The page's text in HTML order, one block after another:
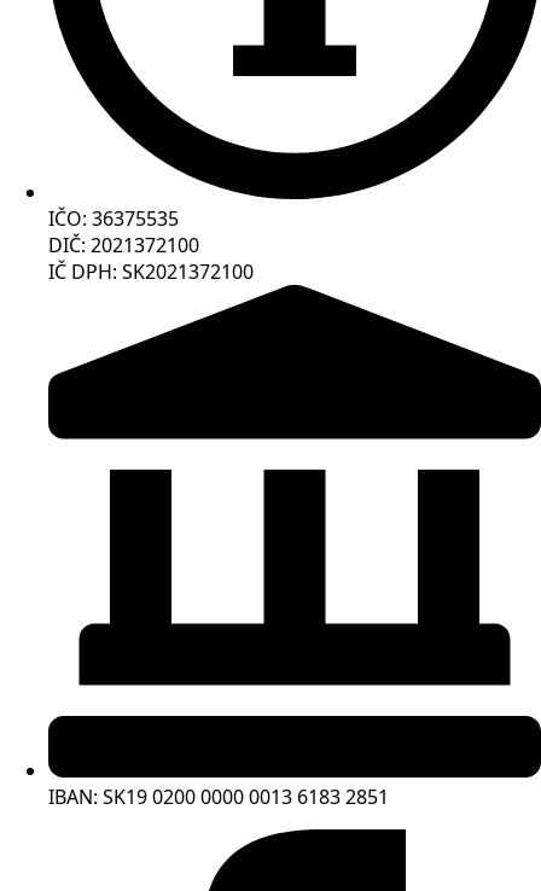
IČO: 36375535
DIČ: 2021372100
IČ DPH: SK2021372100
IBAN: SK19 0200 0000 0013 6183 2851